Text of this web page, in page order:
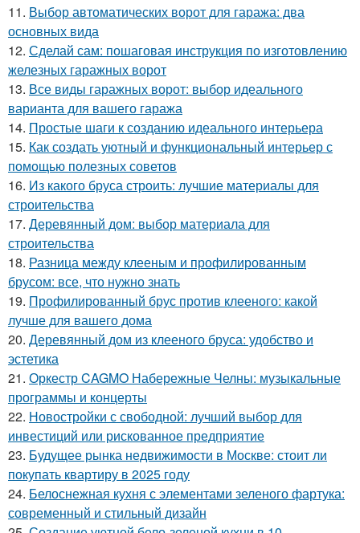
11. Выбор автоматических ворот для гаража: два
основных вида
12. Сделай сам: пошаговая инструкция по изготовлению
железных гаражных ворот
13. Все виды гаражных ворот: выбор идеального
варианта для вашего гаража
14. Простые шаги к созданию идеального интерьера
15. Как создать уютный и функциональный интерьер с
помощью полезных советов
16. Из какого бруса строить: лучшие материалы для
строительства
17. Деревянный дом: выбор материала для
строительства
18. Разница между клееным и профилированным
брусом: все, что нужно знать
19. Профилированный брус против клееного: какой
лучше для вашего дома
20. Деревянный дом из клееного бруса: удобство и
эстетика
21. Оркестр CAGMO Набережные Челны: музыкальные
программы и концерты
22. Новостройки с свободной: лучший выбор для
инвестиций или рискованное предприятие
23. Будущее рынка недвижимости в Москве: стоит ли
покупать квартиру в 2025 году
24. Белоснежная кухня с элементами зеленого фартука:
современный и стильный дизайн